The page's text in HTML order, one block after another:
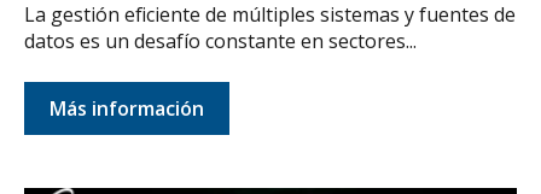
La gestión eficiente de múltiples sistemas y fuentes de
datos es un desafío constante en sectores...
Más información